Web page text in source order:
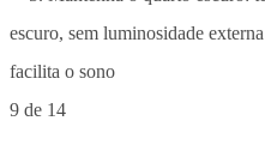
9 de 14